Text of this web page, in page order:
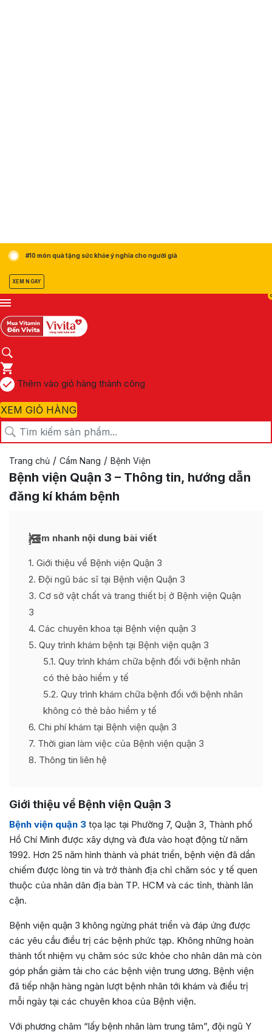
#10 món quà tặng sức khỏe ý nghĩa cho người già
XEM NGAY
0
Thêm vào giỏ hàng thành công
XEM GIỎ HÀNG
Trang chủ / Cẩm Nang / Bệnh Viện
Bệnh viện Quận 3 – Thông tin, hướng dẫn
đăng kí khám bệnh
Xem nhanh nội dung bài viết
1 Giới thiệu về Bệnh viện Quận 3
2 Đội ngũ bác sĩ tại Bệnh viện Quận 3
3 Cơ sở vật chất và trang thiết bị ở Bệnh viện Quận
3
4 Các chuyên khoa tại Bệnh viện quận 3
5 Quy trình khám bệnh tại Bệnh viện quận 3
5.1 Quy trình khám chữa bệnh đối với bệnh nhân
có thẻ bảo hiểm y tế
5.2 Quy trình khám chữa bệnh đối với bệnh nhân
không có thẻ bảo hiểm y tế
6 Chi phí khám tại Bệnh viện quận 3
7 Thời gian làm việc của Bệnh viện quận 3
8 Thông tin liên hệ
Giới thiệu về Bệnh viện Quận 3
Bệnh viện quận 3 tọa lạc tại Phường 7, Quận 3, Thành phố
Hồ Chí Minh được xây dựng và đưa vào hoạt động từ năm
1992. Hơn 25 năm hình thành và phát triển, bệnh viện đã dần
chiếm được lòng tin và trở thành địa chỉ chăm sóc y tế quen
thuộc của nhân dân địa bàn TP. HCM và các tỉnh, thành lân
cận.
Bệnh viện quận 3 không ngừng phát triển và đáp ứng được
các yêu cầu điều trị các bệnh phức tạp. Không những hoàn
thành tốt nhiệm vụ chăm sóc sức khỏe cho nhân dân mà còn
góp phần giảm tải cho các bệnh viện trung ương. Bệnh viện
đã tiếp nhận hàng ngàn lượt bệnh nhân tới khám và điều trị
mỗi ngày tại các chuyên khoa của Bệnh viện.
Với phương châm “lấy bệnh nhân làm trung tâm”, đội ngũ Y